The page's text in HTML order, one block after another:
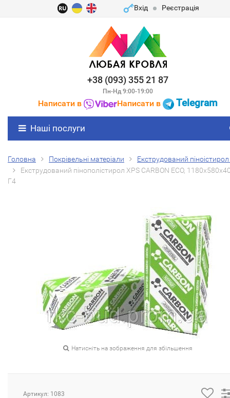
Вхід Реєстрація
+38 (093) 355 21 87
Пн-Нд 9:00-19:00
Написати в Написати в Telegram
Наші послуги
Головна Покрівельні матеріали
Екструдований
Екструдований пінополістирол XPS CARBON ECO,
Г4
Натисніть на зображення для збільшення
Артикул: 1083